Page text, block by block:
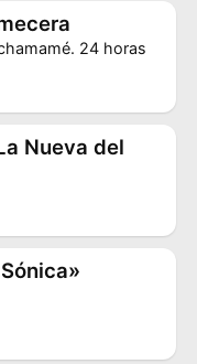
24 horas
Nueva del